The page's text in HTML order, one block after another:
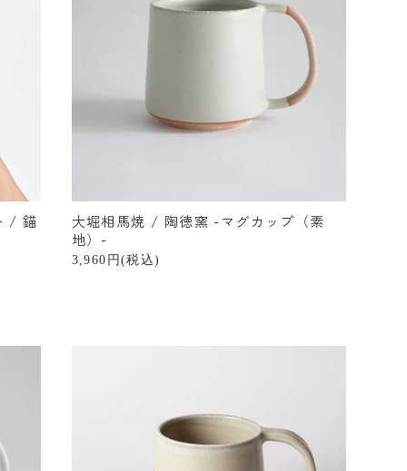
/ 錨
大堀相馬焼 / 陶徳窯 -マグカップ（素
地）-
3,960円(税込)